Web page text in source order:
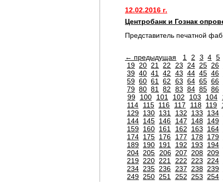
12.02.2016 г.
Центробанк и Гознак
Представитель печатной
← предыдущая 1 2 3 4 5
19 20 21 22 23 24 25 26
39 40 41 42 43 44 45 46
59 60 61 62 63 64 65 66
79 80 81 82 83 84 85 86
99
100 101 102 103 104
114
115 116 117 118 119
129 130 131 132 133 134
144 145 146 147 148 149
159 160 161 162 163 164
174 175 176 177 178 179
189 190 191 192 193 194
204 205 206 207 208 209
219 220 221 222 223 224
234 235 236 237 238 239
249 250 251 252 253 254